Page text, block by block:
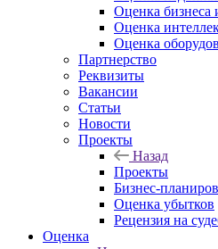
Оценка бизнеса
Оценка
Оценка
Партнерство
Реквизиты
Вакансии
Статьи
Новости
Проекты
Назад
Проекты
Бизнес-
Оценка убытков
Рецензия на
Оценка